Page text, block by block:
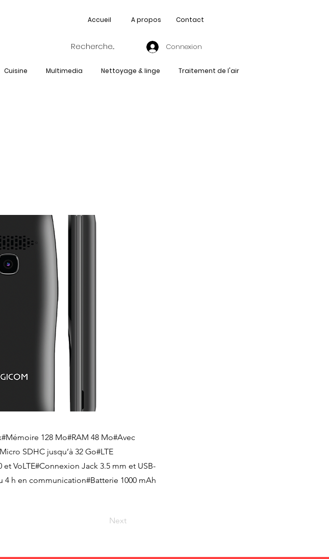
Accueil A propos Contact
Connexion
Cuisine Multimedia Nettoyage & linge Traitement de l'air
128 Mo#RAM 48 Mo#Avec
SDHC jusqu’à 32 Go#LTE
VoLTE#Connexion Jack 3.5 mm et USB-
4 h en communication#Batterie 1000 mAh
Next